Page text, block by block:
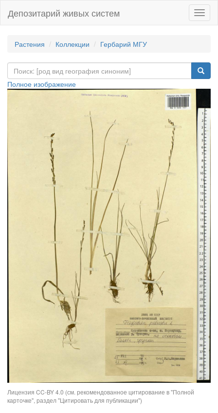
Депозитарий живых систем
Растения Коллекции Гербарий МГУ
Полное изображение
Лицензия CC-BY 4.0 (см. рекомендованное цитирование в "Полной
карточке", раздел "Цитировать для публикации")